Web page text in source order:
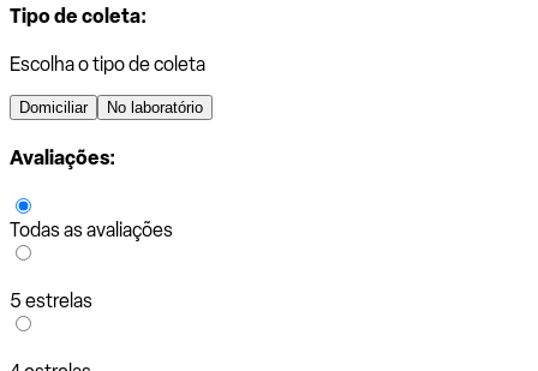
Tipo de coleta:
Escolha o tipo de coleta
Domiciliar No laboratório
Avaliações:
Todas as avaliações
5 estrelas